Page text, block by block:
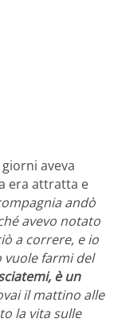
aveva
era attratta e
andò
avevo notato
a correre, e io
vuole farmi del
è un
il mattino alle
la vita sulle